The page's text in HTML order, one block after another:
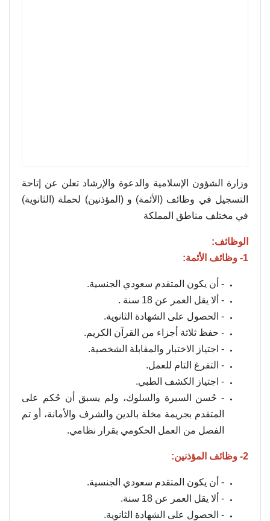
وزارة الشؤون الإسلامية والدعوة والإرشاد تعلن عن إتاحة
التسجيل في وظائف (الأئمة) و (المؤذنين) لحملة (الثانوية)
في مختلف مناطق المملكة
الوظائف:
1- وظائف الأئمة:
- أن يكون المتقدم سعودي الجنسية.
- ألا يقل العمر عن 18 سنة .
- الحصول على الشهادة الثانوية.
- حفظ ثلاثة أجزاء من القرآن الكريم.
- اجتياز الاختبار والمقابلة الشخصية.
- التفرغ التام للعمل.
- اجتياز الكشف الطبي.
- حُسن السيرة والسلوك، ولم يسبق أن حُكم على
المتقدم بجريمة مخلة بالدين والشرف والأمانة، أو تم
الفصل من العمل الحكومي بقرار نظامي.
2- وظائف المؤذنين:
- أن يكون المتقدم سعودي الجنسية.
- ألا يقل العمر عن 18 سنة.
- الحصول على الشهادة الثانوية.